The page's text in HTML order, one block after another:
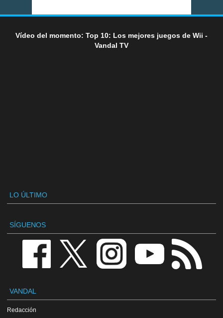
Vídeo del momento: Top 10: Los mejores juegos de Wii -
Vandal TV
LO ÚLTIMO
SÍGUENOS
VANDAL
Redacción